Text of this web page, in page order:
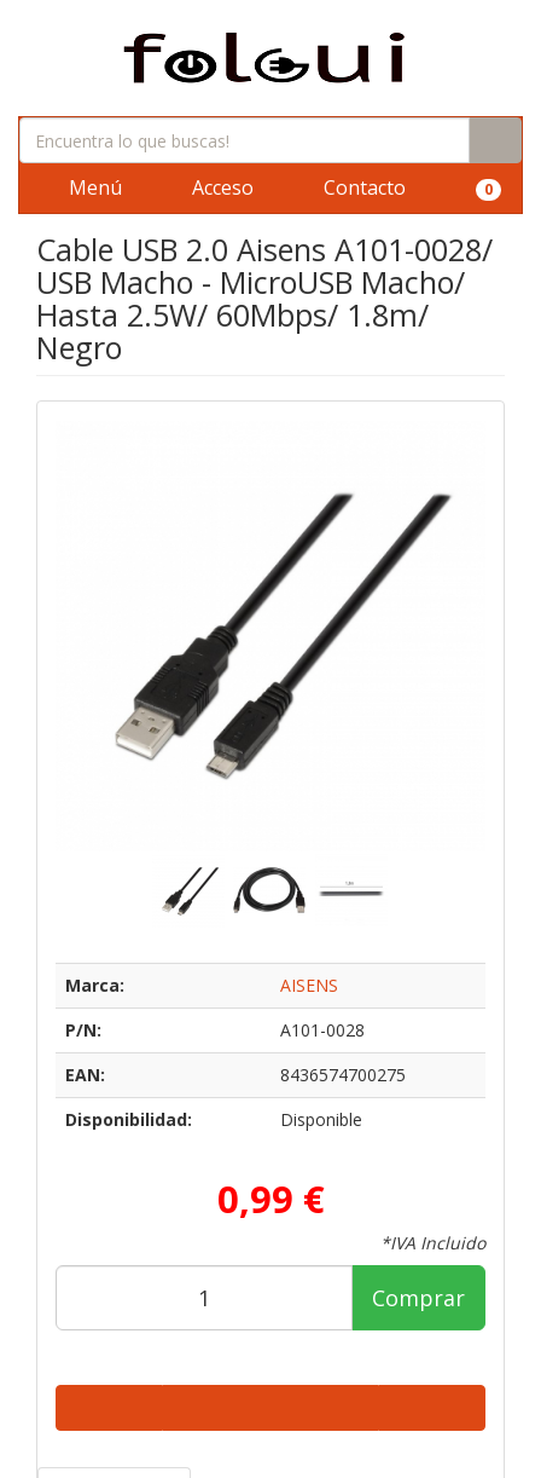
Menú Acceso Contacto 0
Cable USB 2.0 Aisens A101-0028/
USB Macho - MicroUSB Macho/
Hasta 2.5W/ 60Mbps/ 1.8m/
Negro
Marca:
AISENS
P/N:
A101-0028
EAN:
8436574700275
Disponibilidad:
Disponible
0,99 €
*IVA Incluido
Comprar